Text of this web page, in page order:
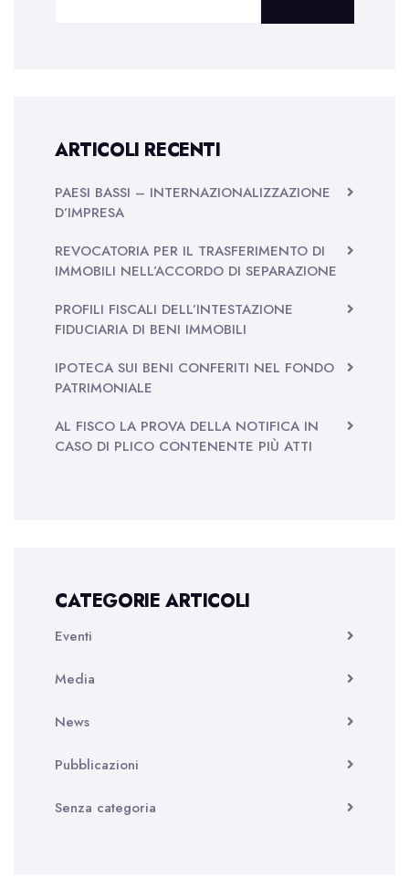
ARTICOLI RECENTI
PAESI BASSI – INTERNAZIONALIZZAZIONE
D’IMPRESA
REVOCATORIA PER IL TRASFERIMENTO DI
IMMOBILI NELL’ACCORDO DI SEPARAZIONE
PROFILI FISCALI DELL’INTESTAZIONE
FIDUCIARIA DI BENI IMMOBILI
IPOTECA SUI BENI CONFERITI NEL FONDO
PATRIMONIALE
AL FISCO LA PROVA DELLA NOTIFICA IN
CASO DI PLICO CONTENENTE PIÙ ATTI
CATEGORIE ARTICOLI
Eventi
Media
News
Pubblicazioni
Senza categoria